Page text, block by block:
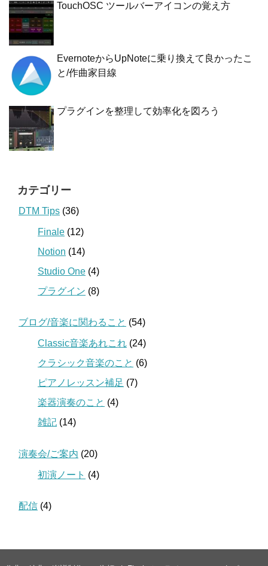
TouchOSC ツールバーアイコンの覚え方
EvernoteからUpNoteに乗り換えて良かったこ
と/作曲家目線
プラグインを整理して効率化を図ろう
カテゴリー
DTM Tips (36)
Finale (12)
Notion (14)
Studio One (4)
プラグイン (8)
ブログ/音楽に関わること (54)
Classic音楽あれこれ (24)
クラシック音楽のこと (6)
ピアノレッスン補足 (7)
楽器演奏のこと (4)
雑記 (14)
演奏会/ご案内 (20)
初演ノート (4)
配信 (4)